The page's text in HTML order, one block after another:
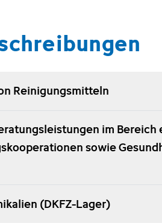
Reinigungsmitteln
im Bereich
sowie
(DKFZ-Lager)